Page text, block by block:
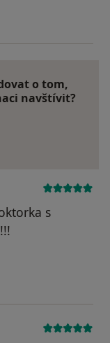
o tom,
navštívit?
s